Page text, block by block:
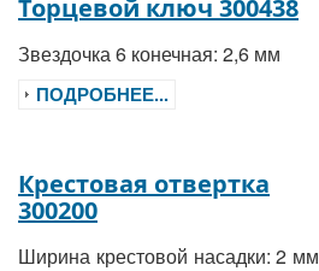
Торцевой ключ 300438
Звездочка 6 конечная: 2,6 мм
ПОДРОБНЕЕ...
Крестовая отвертка
300200
Ширина крестовой насадки: 2 мм